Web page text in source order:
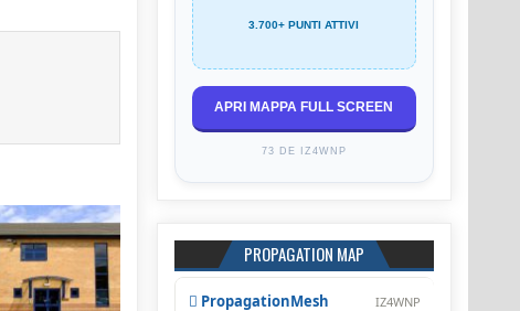
3.700+ PUNTI ATTIVI
APRI MAPPA FULL SCREEN
73 DE IZ4WNP
PROPAGATION MAP